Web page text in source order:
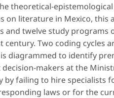
theoretical-
literature in Mexico, this
and twelve study programs
Two coding cycles
diagrammed to identify
makers at the
failing to hire specialists
laws or for the